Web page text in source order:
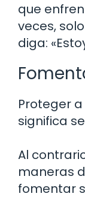
que
veces,
diga:
Proteger
significa
Al
maneras
fomentar